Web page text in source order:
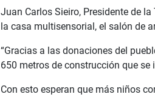
Juan Carlos Sieiro, Presidente de
la casa multisensorial, el salón de
“Gracias a las donaciones del
650 metros de construcción que se
Con esto esperan que más niños